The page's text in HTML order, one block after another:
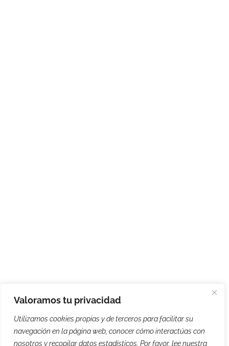
Valoramos tu privacidad
Utilizamos cookies propias y de terceros para facilitar su
navegación en la página web, conocer cómo interactúas con
nosotros y recopilar datos estadísticos. Por favor, lee nuestra